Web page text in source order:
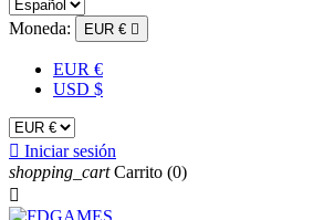
Moneda: EUR € 
EUR €
USD $
 Iniciar sesión
shopping_cart Carrito (0)
